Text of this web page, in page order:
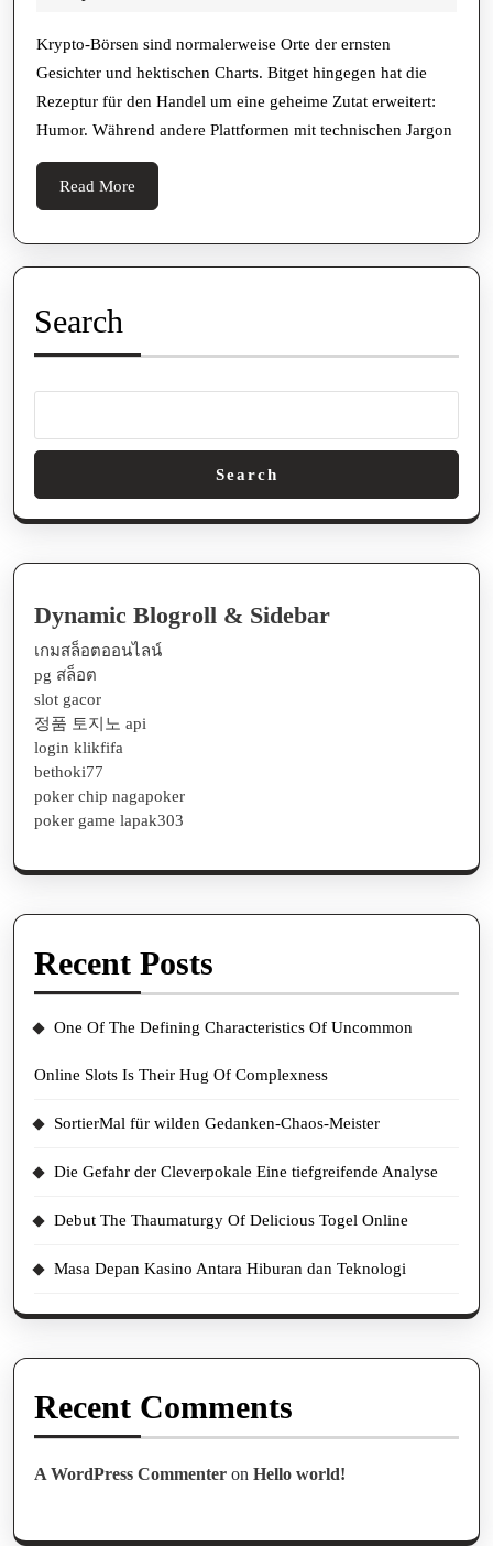
auf
Lachflashs
trifft
Krypto-Börsen sind normalerweise Orte der ernsten
Gesichter und hektischen Charts. Bitget hingegen hat die
Rezeptur für den Handel um eine geheime Zutat erweitert:
Humor. Während andere Plattformen mit technischen Jargon
Read More
More
Search
Search
Dynamic Blogroll & Sidebar
เกมสล็อตออนไลน์
pg สล็อต
slot gacor
정품 토지노 api
login klikfifa
bethoki77
poker chip nagapoker
poker game lapak303
Recent Posts
One Of The Defining Characteristics Of Uncommon
Online Slots Is Their Hug Of Complexness
SortierMal für wilden Gedanken-Chaos-Meister
Die Gefahr der Cleverpokale Eine tiefgreifende Analyse
Debut The Thaumaturgy Of Delicious Togel Online
Masa Depan Kasino Antara Hiburan dan Teknologi
Recent Comments
A WordPress Commenter on Hello world!